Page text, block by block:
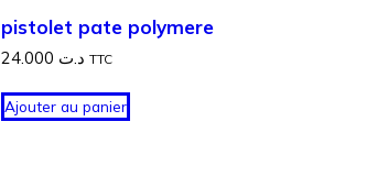
pistolet pate polymere
د.ت TTC
Ajouter au panier